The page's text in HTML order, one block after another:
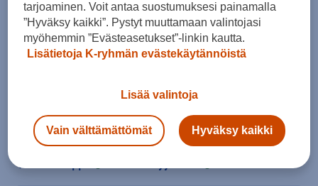
Kokotaulukko
Tarkista saatavuus ja tilaa myymälästä
Verkkokauppa:
tarjoaminen. Voit antaa suostumuksesi painamalla
”Hyväksy kaikki”. Pystyt muuttamaan valintojasi
myöhemmin ”Evästeasetukset”-linkin kautta.
Lisätietoja K-ryhmän evästekäytännöistä
Lisää valintoja
Vain välttämättömät Hyväksy kaikki